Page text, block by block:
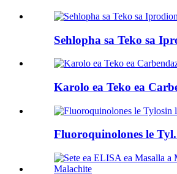
Sehlopha sa Teko sa
Karolo ea Teko ea
Fluoroquinolones le